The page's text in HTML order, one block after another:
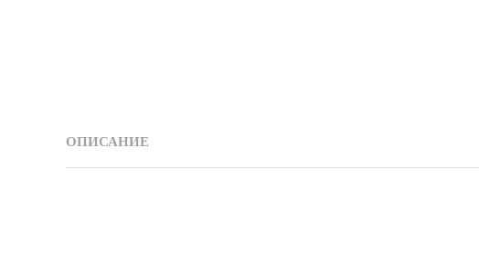
ОПИСАНИЕ